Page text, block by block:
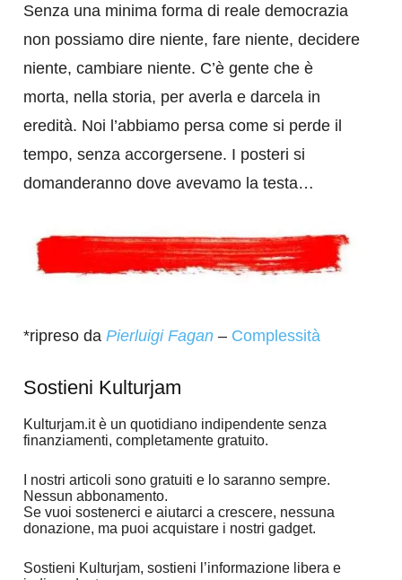
Senza una minima forma di reale democrazia
non possiamo dire niente, fare niente, decidere
niente, cambiare niente. C’è gente che è
morta, nella storia, per averla e darcela in
eredità. Noi l’abbiamo persa come si perde il
tempo, senza accorgersene. I posteri si
domanderanno dove avevamo la testa…
*ripreso da Pierluigi Fagan – Complessità
Sostieni Kulturjam
Kulturjam.it è un quotidiano indipendente senza
finanziamenti, completamente gratuito.
I nostri articoli sono gratuiti e lo saranno sempre.
Nessun abbonamento.
Se vuoi sostenerci e aiutarci a crescere, nessuna
donazione, ma puoi acquistare i nostri gadget.
Sostieni Kulturjam, sostieni l’informazione libera e